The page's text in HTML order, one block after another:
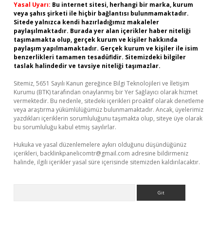
Yasal Uyarı: Bu internet sitesi, herhangi bir marka, kurum
veya şahıs şirketi ile hiçbir bağlantısı bulunmamaktadır.
Sitede yalnızca kendi hazırladığımız makaleler
paylaşılmaktadır. Burada yer alan içerikler haber niteliği
taşımamakta olup, gerçek kurum ve kişiler hakkında
paylaşım yapılmamaktadır. Gerçek kurum ve kişiler ile isim
benzerlikleri tamamen tesadüfidir. Sitemizdeki bilgiler
taslak halindedir ve tavsiye niteliği taşımazlar.
Sitemiz, 5651 Sayılı Kanun gereğince Bilgi Teknolojileri ve İletişim
Kurumu (BTK) tarafından onaylanmış bir Yer Sağlayıcı olarak hizmet
vermektedir. Bu nedenle, sitedeki içerikleri proaktif olarak denetleme
veya araştırma yükümlülüğümüz bulunmamaktadır. Ancak, üyelerimiz
yazdıkları içeriklerin sorumluluğunu taşımakta olup, siteye üye olarak
bu sorumluluğu kabul etmiş sayılırlar.
Hukuka ve yasal düzenlemelere aykırı olduğunu düşündüğünüz
içerikleri, backlinkpanelicomtr@gmail.com adresine bildirmeniz
halinde, ilgili içerikler yasal süre içerisinde sitemizden kaldırılacaktır.